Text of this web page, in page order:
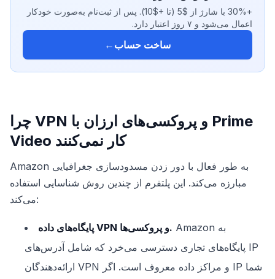
+30% با شارژ از $5 (تا +$10). پس از ثبت‌نام به‌صورت خودکار
اعمال می‌شود و ۷ روز اعتبار دارد.
ساخت حساب ←
چرا VPN و پروکسی‌های ارزان با Prime
Video کار نمی‌کنند
Amazon به طور فعال با دور زدن مسدودسازی جغرافیایی
مبارزه می‌کند. این پلتفرم از چندین روش شناسایی استفاده
می‌کند:
پایگاه‌های داده VPN و پروکسی‌ها. Amazon به
پایگاه‌های تجاری دسترسی می‌خرد که شامل آدرس‌های IP
ارائه‌دهندگان VPN و مراکز داده معروف است. اگر IP شما